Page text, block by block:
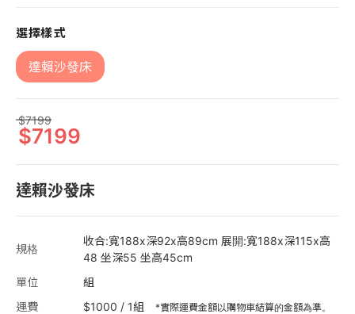
選擇樣式
達賴沙發床
7199
7199
達賴沙發床
規格
收合:寬188x深92x高89cm 展開:寬188x深115x高
48 坐深55 坐高45cm
單位
組
運費
$1000 / 1組 *實際運費金額以購物車結算的金額為準。